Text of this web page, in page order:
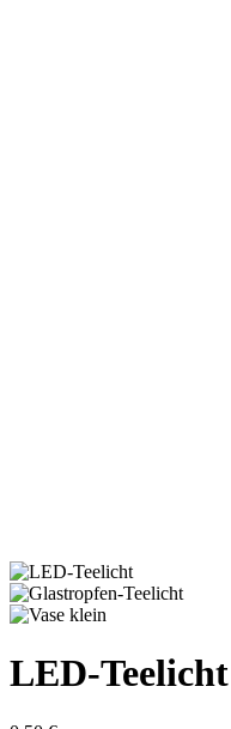
LED-Teelicht